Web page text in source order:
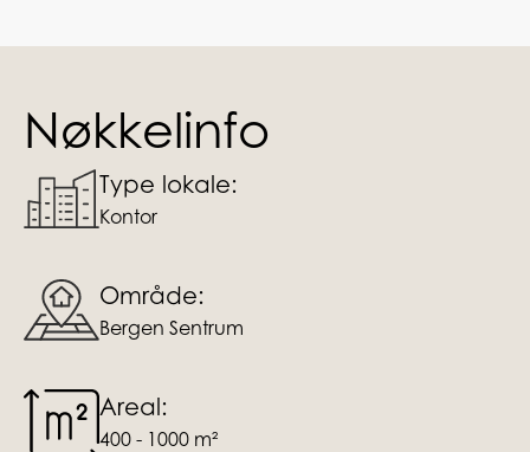
Nøkkelinfo
Type lokale:
Kontor
Område:
Bergen Sentrum
Areal:
400 - 1000 m²